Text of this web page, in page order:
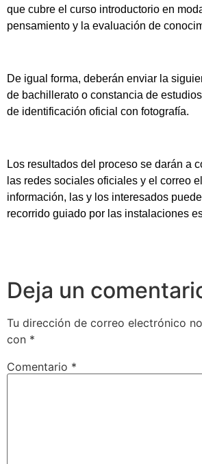
que cubre el curso introductorio en
pensamiento y la evaluación de
De igual forma, deberán enviar la
de bachillerato o constancia de
de identificación oficial con fotografía.
Los resultados del proceso se darán a
las redes sociales oficiales y el correo
información, las y los interesados
recorrido guiado por las instalaciones
Deja un
Tu dirección de correo electrónico
con *
Comentario *